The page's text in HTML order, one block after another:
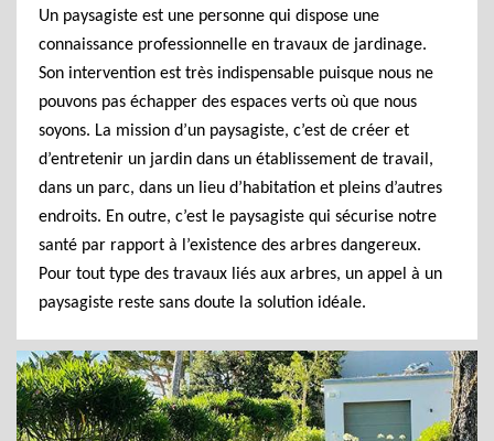
Un paysagiste est une personne qui dispose une
connaissance professionnelle en travaux de jardinage.
Son intervention est très indispensable puisque nous ne
pouvons pas échapper des espaces verts où que nous
soyons. La mission d’un paysagiste, c’est de créer et
d’entretenir un jardin dans un établissement de travail,
dans un parc, dans un lieu d’habitation et pleins d’autres
endroits. En outre, c’est le paysagiste qui sécurise notre
santé par rapport à l’existence des arbres dangereux.
Pour tout type des travaux liés aux arbres, un appel à un
paysagiste reste sans doute la solution idéale.